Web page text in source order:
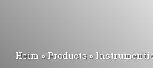
Heim» Products»